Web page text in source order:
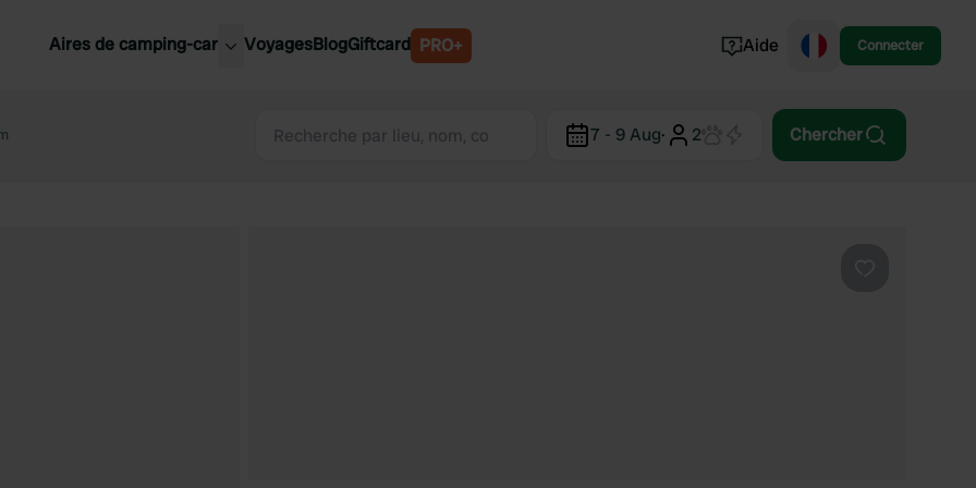
Aires de camping-car
Slovénie
VoyagesBlogGiftcard PRO+ Aide Connecter
7 - 9 Aug· 2 Chercher